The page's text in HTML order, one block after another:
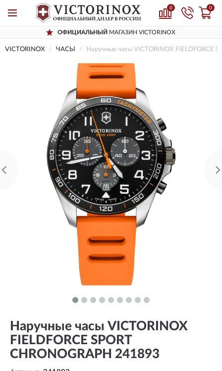
0 0
ОФИЦИАЛЬНЫЙ МАГАЗИН VICTORINOX
VICTORINOX ЧАСЫ Наручные часы VICTORINOX FIELDFORCE
Наручные часы VICTORINOX
FIELDFORCE SPORT
CHRONOGRAPH 241893